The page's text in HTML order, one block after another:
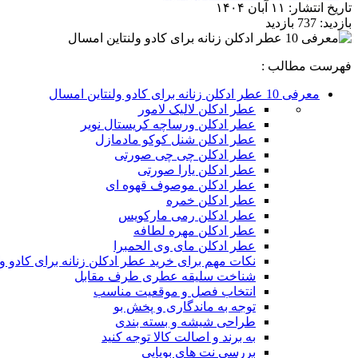
تاریخ انتشار: ۱۱ آبان ۱۴۰۴
بازدید: 737 بازدید
فهرست مطالب :
معرفی 10 عطر ادکلن زنانه برای کادو ولنتاین امسال
عطر ادکلن لالیک لامور
عطر ادکلن ورساچه کریستال نویر
عطر ادکلن شنل کوکو مادمازل
عطر ادکلن چی چی صورتی
عطر ادکلن یارا صورتی
عطر ادکلن موصوف قهوه ای
عطر ادکلن خمره
عطر ادکلن رمی مارکویس
عطر ادکلن مهره لطافه
عطر ادکلن مای وی الحمبرا
نکات مهم برای خرید عطر ادکلن زنانه برای کادو
شناخت سلیقه عطری طرف مقابل
انتخاب فصل و موقعیت مناسب
توجه به ماندگاری و پخش بو
طراحی شیشه و بسته‌ بندی
به برند و اصالت کالا توجه کنید
بررسی نت‌ های بویایی